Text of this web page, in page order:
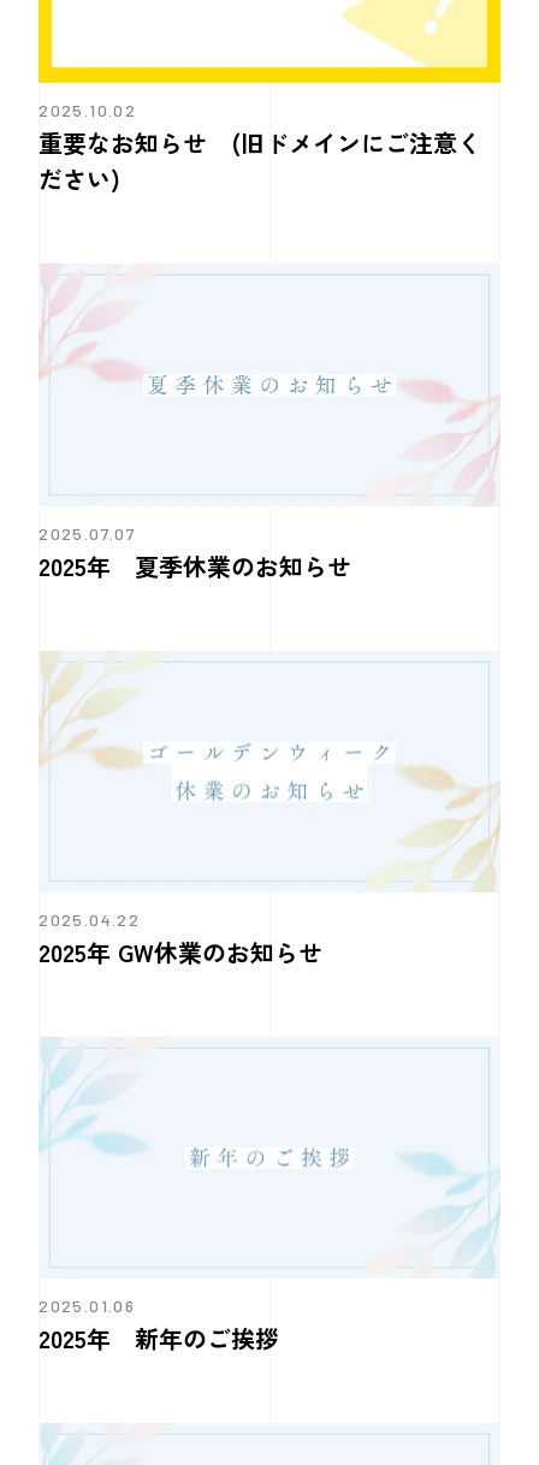
2025.10.02
重要なお知らせ (旧ドメインにご注意く
ださい)
2025.07.07
2025年 夏季休業のお知らせ
2025.04.22
2025年 GW休業のお知らせ
2025.01.06
2025年 新年のご挨拶